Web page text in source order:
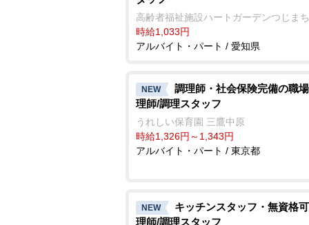
高齢者福祉施設ハートガーデンつじまち
時給1,033円
アルバイト・パート / 愛知県
NEW
調理師・社会保険完備の職
理師/調理スタッフ
うれしい保育園 三鷹中原
時給1,326円～1,343円
アルバイト・パート / 東京都
NEW
キッチンスタッフ・無資格
理師/調理スタッフ